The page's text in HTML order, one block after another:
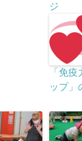
ジ
「免疫
ップ」